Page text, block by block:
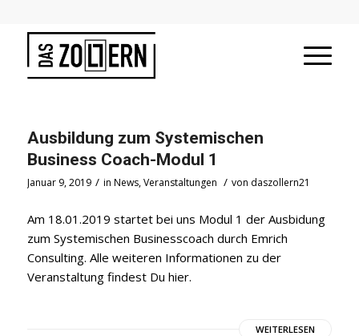
Ausbildung zum Systemischen
Business Coach-Modul 1
Januar 9, 2019 / in News,Veranstaltungen / von daszollern21
Am 18.01.2019 startet bei uns Modul 1 der Ausbidung
zum Systemischen Businesscoach durch Emrich
Consulting. Alle weiteren Informationen zu der
Veranstaltung findest Du hier.
WEITERLESEN